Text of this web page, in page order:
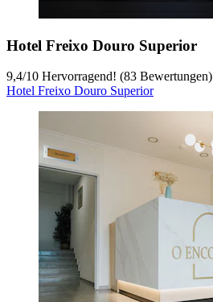
Hotel Freixo Douro Superior
9,4/10 Hervorragend! (83 Bewertungen)
Hotel Freixo Douro Superior